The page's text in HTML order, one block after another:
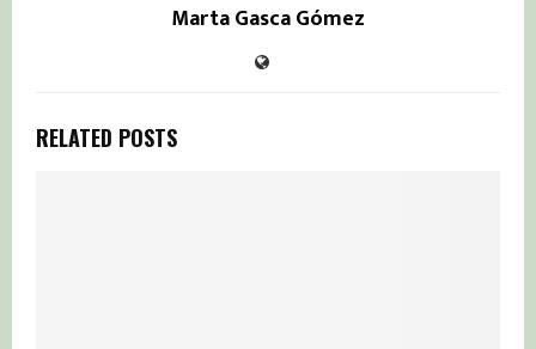
Marta Gasca Gómez
RELATED POSTS